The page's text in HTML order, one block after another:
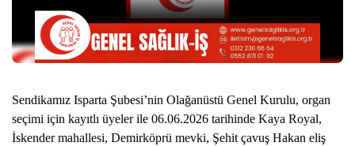
Sendikamız Isparta Şubesi’nin Olağanüstü Genel Kurulu, organ
seçimi için kayıtlı üyeler ile 06.06.2026 tarihinde Kaya Royal,
İskender mahallesi, Demirköprü mevki, Şehit çavuş Hakan eliş